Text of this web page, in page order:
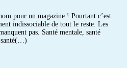
pour un magazine ! Pourtant c’est
indissociable de tout le reste. Les
pas. Santé mentale, santé
santé(…)